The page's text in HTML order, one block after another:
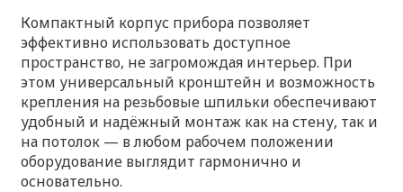
Компактный корпус прибора позволяет
эффективно использовать доступное
пространство, не загромождая интерьер. При
этом универсальный кронштейн и возможность
крепления на резьбовые шпильки обеспечивают
удобный и надёжный монтаж как на стену, так и
на потолок — в любом рабочем положении
оборудование выглядит гармонично и
основательно.